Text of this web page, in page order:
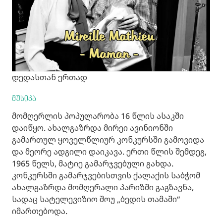
დედასთან ერთად
მუსიკა
მომღერლის პოპულარობა 16 წლის ასაკში
დაიწყო. ახალგაზრდა მირეი ავინიონში
გამართულ ყოველწლიურ კონკურსში გამოვიდა
და მეორე ადგილი დაიკავა. ერთი წლის შემდეგ,
1965 წელს, მატიე გამარჯვებული გახდა.
კონკურსში გამარჯვებისთვის ქალაქის საბჭომ
ახალგაზრდა მომღერალი პარიზში გაგზავნა,
სადაც სატელევიზიო შოუ „ბედის თამაში“
იმართებოდა.